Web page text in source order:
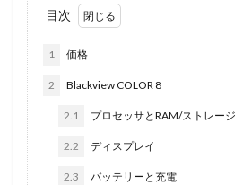
目次
1 価格
2 Blackview COLOR 8
2.1 プロセッサとRAM/ストレージ
2.2 ディスプレイ
2.3 バッテリーと充電